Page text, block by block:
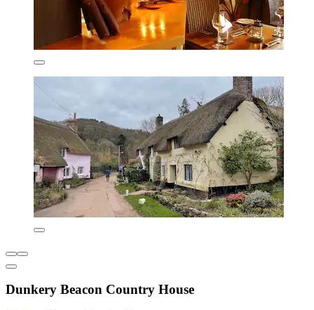
Dunkery Beacon Country House